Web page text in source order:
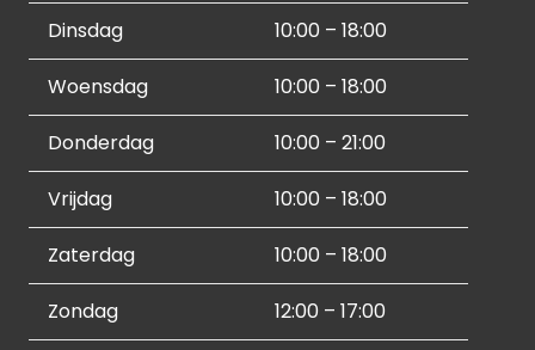
Dinsdag 10:00 – 18:00
Woensdag 10:00 – 18:00
Donderdag 10:00 – 21:00
Vrijdag 10:00 – 18:00
Zaterdag 10:00 – 18:00
Zondag 12:00 – 17:00